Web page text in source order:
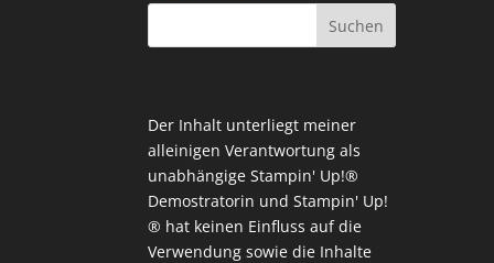
Der Inhalt unterliegt meiner
alleinigen Verantwortung als
unabhängige Stampin' Up!®
Demostratorin und Stampin' Up!
® hat keinen Einfluss auf die
Verwendung sowie die Inhalte